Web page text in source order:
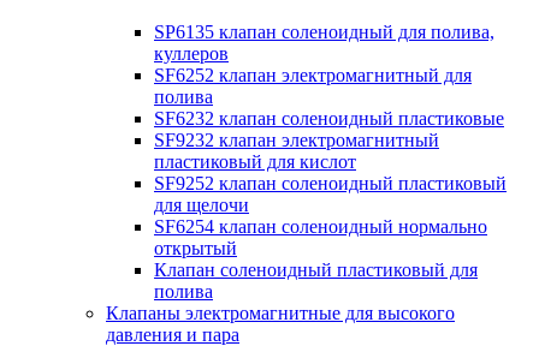
SP6135 клапан соленоидный для полива,
куллеров
SF6252 клапан электромагнитный для
полива
SF6232 клапан соленоидный пластиковые
SF9232 клапан электромагнитный
пластиковый для кислот
SF9252 клапан соленоидный пластиковый
для щелочи
SF6254 клапан соленоидный нормально
открытый
Клапан соленоидный пластиковый для
полива
Клапаны электромагнитные для высокого
давления и пара